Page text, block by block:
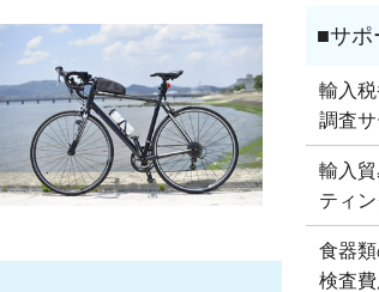
輸入
調査
輸入
ティ
食器
検査